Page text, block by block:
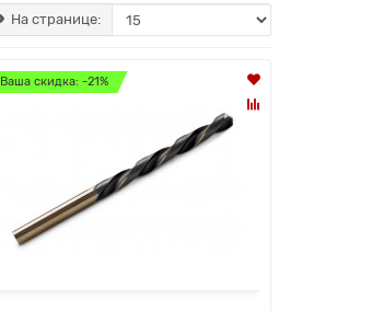
На странице:
Ваша скидка: -21%